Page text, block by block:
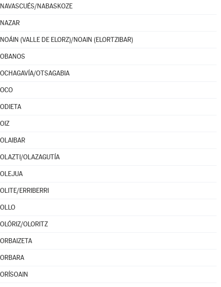
NAVASCUÉS/NABASKOZE
NAZAR
NOÁIN (VALLE DE ELORZ)/NOAIN (ELORTZIBAR)
OBANOS
OCHAGAVÍA/OTSAGABIA
OCO
ODIETA
OIZ
OLAIBAR
OLAZTI/OLAZAGUTÍA
OLEJUA
OLITE/ERRIBERRI
OLLO
OLÓRIZ/OLORITZ
ORBAIZETA
ORBARA
ORÍSOAIN